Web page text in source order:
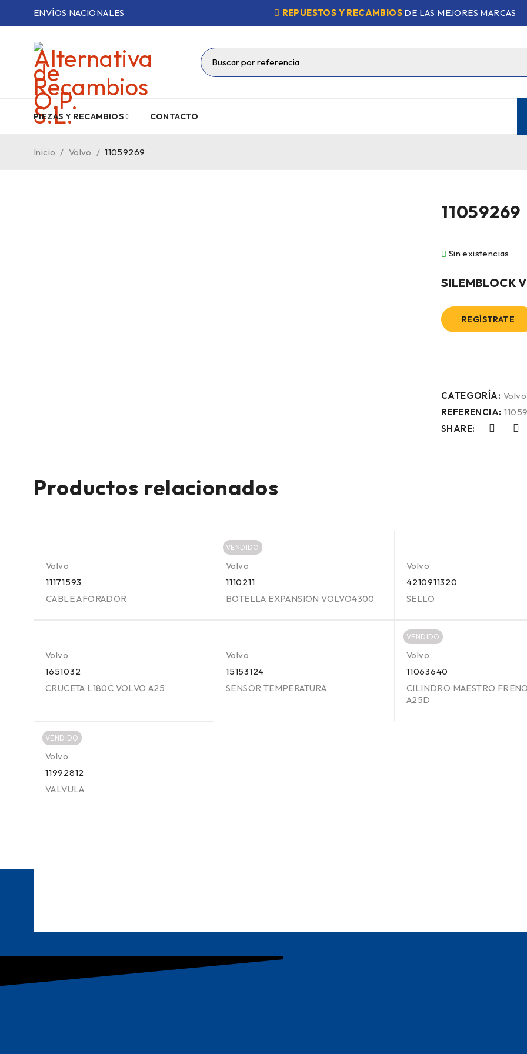
ENVÍOS NACIONALES REPUESTOS Y RECAMBIOS DE LAS MEJORES MARCAS
PIEZAS Y RECAMBIOS CONTACTO
Inicio / Volvo / 11059269
11059269
Sin existencias
SILEMBLOCK
REGÍSTRATE
CATEGORÍA: Volvo
REFERENCIA:
SHARE:
Productos relacionados
Volvo
11171593
CABLE AFORADOR
VENDIDO
Volvo
1110211
BOTELLA EXPANSION VOLVO4300
Volvo
4210911320
SELLO
Volvo
1651032
CRUCETA L180C VOLVO A25
Volvo
15153124
SENSOR TEMPERATURA
VENDIDO
Volvo
11063640
CILINDRO MAESTRO
A25D
VENDIDO
Volvo
11992812
VALVULA